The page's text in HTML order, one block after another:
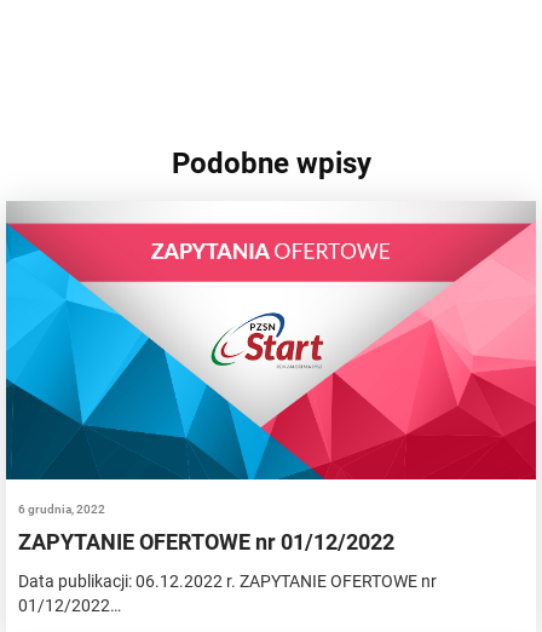
Podobne wpisy
6 grudnia, 2022
ZAPYTANIE OFERTOWE nr 01/12/2022
Data publikacji: 06.12.2022 r. ZAPYTANIE OFERTOWE nr
01/12/2022…